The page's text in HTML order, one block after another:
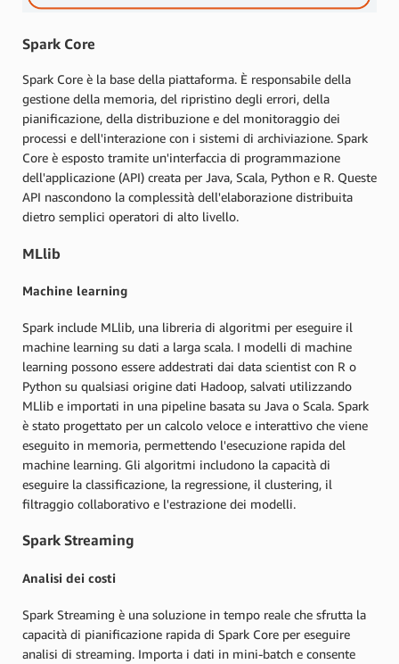
Spark Core
Spark Core è la base della piattaforma. È responsabile della
gestione della memoria, del ripristino degli errori, della
pianificazione, della distribuzione e del monitoraggio dei
processi e dell'interazione con i sistemi di archiviazione. Spark
Core è esposto tramite un'interfaccia di programmazione
dell'applicazione (API) creata per Java, Scala, Python e R. Queste
API nascondono la complessità dell'elaborazione distribuita
dietro semplici operatori di alto livello.
MLlib
Machine learning
Spark include MLlib, una libreria di algoritmi per eseguire il
machine learning su dati a larga scala. I modelli di machine
learning possono essere addestrati dai data scientist con R o
Python su qualsiasi origine dati Hadoop, salvati utilizzando
MLlib e importati in una pipeline basata su Java o Scala. Spark
è stato progettato per un calcolo veloce e interattivo che viene
eseguito in memoria, permettendo l'esecuzione rapida del
machine learning. Gli algoritmi includono la capacità di
eseguire la classificazione, la regressione, il clustering, il
filtraggio collaborativo e l'estrazione dei modelli.
Spark Streaming
Analisi dei costi
Spark Streaming è una soluzione in tempo reale che sfrutta la
capacità di pianificazione rapida di Spark Core per eseguire
analisi di streaming. Importa i dati in mini-batch e consente